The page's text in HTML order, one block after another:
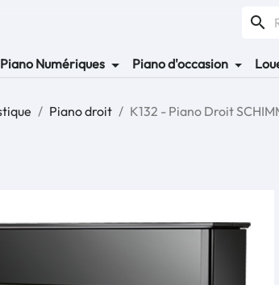
search
Piano Numériques Piano d'occasion
Piano droit K132 - Piano Droit